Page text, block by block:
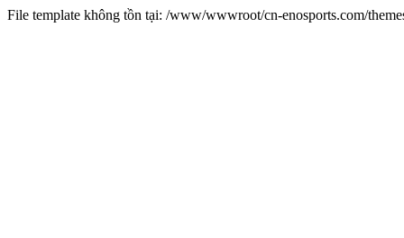
File template không tồn tại: /www/wwwroot/cn-enosports.com/